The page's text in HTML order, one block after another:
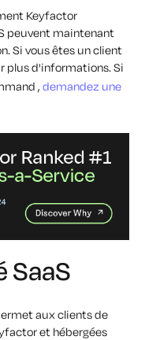
Keyfactor
peuvent maintenant
Si vous êtes un client
plus d'informations. Si
, demandez une
SaaS
aux clients de
et hébergées